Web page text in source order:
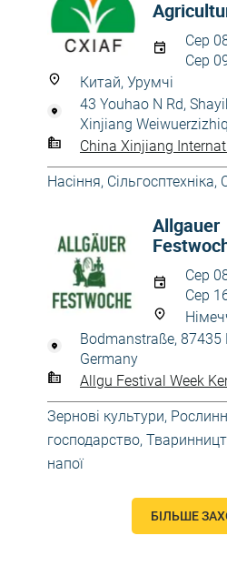
Сер
Сер
Китай, Урумчі
43 Youhao N Rd,
Xinjiang
China Xinjiang
Насіння, Сільгосптехніка,
Allgauer
Сер
Сер
Bodmanstraße, 87435
Germany
Allgu Festival Week
Зернові культури,
господарство,
напої
БІЛЬШЕ